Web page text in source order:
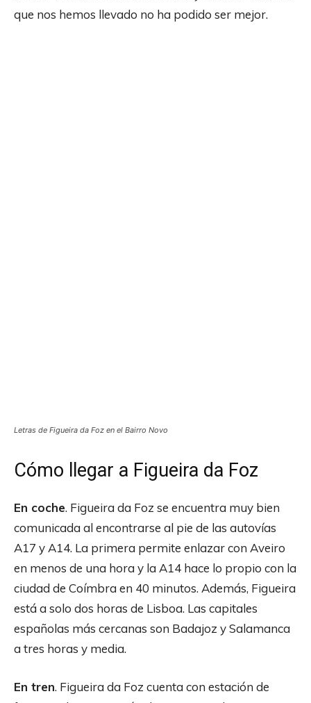
que nos hemos llevado no ha podido ser mejor.
Letras de Figueira da Foz en el Bairro Novo
Cómo llegar a Figueira da Foz
En coche. Figueira da Foz se encuentra muy bien
comunicada al encontrarse al pie de las autovías
A17 y A14. La primera permite enlazar con Aveiro
en menos de una hora y la A14 hace lo propio con la
ciudad de Coímbra en 40 minutos. Además, Figueira
está a solo dos horas de Lisboa. Las capitales
españolas más cercanas son Badajoz y Salamanca
a tres horas y media.
En tren. Figueira da Foz cuenta con estación de